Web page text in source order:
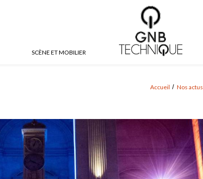
SCÈNE ET MOBILIER
Accueil Nos actus